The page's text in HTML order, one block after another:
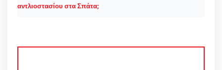
αντλιοστασίου στα Σπάτα;